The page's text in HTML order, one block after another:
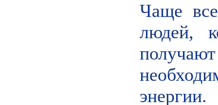
Чаще
людей,